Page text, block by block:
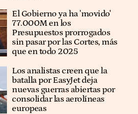
El Gobierno ya ha 'movido'
77.000M en los
Presupuestos prorrogados
sin pasar por las Cortes, más
que en todo 2025
Los analistas creen que la
batalla por EasyJet deja
nuevas guerras abiertas por
consolidar las aerolíneas
europeas